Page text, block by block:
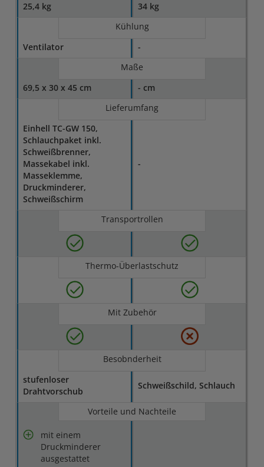
25,4 kg
34 kg
Kühlung
Ventilator
-
Maße
69,5 x 30 x 45 cm
- cm
Lieferumfang
Einhell TC-GW 150,
Schlauchpaket inkl.
Schweißbrenner,
Massekabel inkl.
Masseklemme,
Druckminderer,
Schweißschirm
-
Transportrollen
Thermo-Überlastschutz
Mit Zubehör
Besobnderheit
stufenloser
Drahtvorschub
Schweißschild, Schlauch
Vorteile und Nachteile
mit einem
Druckminderer
ausgestattet